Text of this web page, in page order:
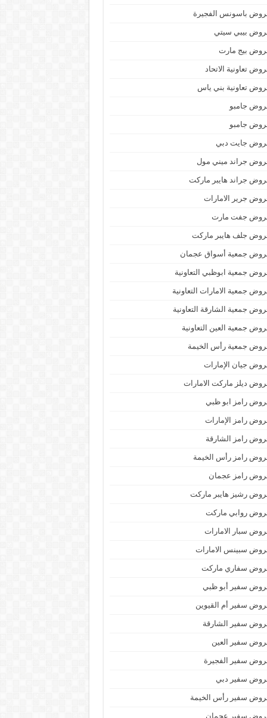
باسونس الفجيرة
بيبي سيتي
بيج مارت
تعاونية الاتحاد
تعاونية بني ياس
جامبو
جامبو
جايت دبي
جراند ميني مول
جراند هايبر ماركت
جرير الامارات
جفت مارت
جلف هايبر ماركت
جمعية أسواق عجمان
جمعية ابوظبي التعاونية
جمعية الامارات التعاونية
جمعية الشارقة التعاونية
جمعية العين التعاونية
جمعية رأس الخيمة
جيان الإمارات
ديلز ماركت الامارات
رامز ابو ظبي
رامز الإمارات
رامز الشارقة
رامز رأس الخيمة
رامز عجمان
رشيز هايبر ماركت
روابي ماركت
سبار الامارات
سبينس الامارات
سفاري ماركت
سفير أبو ظبي
سفير أم القيوين
سفير الشارقة
سفير العين
سفير الفجيرة
سفير دبي
سفير رأس الخيمة
سفير عجمان